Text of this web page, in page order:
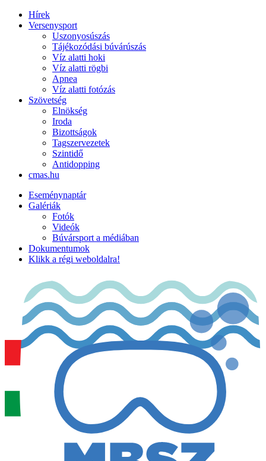
Hírek
Versenysport
Uszonyosúszás
Tájékozódási búvárúszás
Víz alatti hoki
Víz alatti rögbi
Apnea
Víz alatti fotózás
Szövetség
Elnökség
Iroda
Bizottságok
Tagszervezetek
Szintidő
Antidopping
cmas.hu
Eseménynaptár
Galériák
Fotók
Videók
Búvársport a médiában
Dokumentumok
Klikk a régi weboldalra!